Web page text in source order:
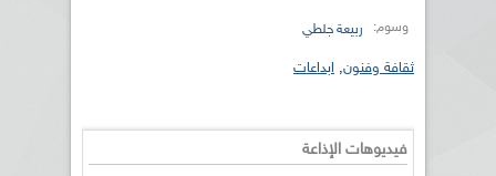
وسوم: ربيعة جلطي
ثقافة وفنون, ابداعات
فيديوهات الإذاعة